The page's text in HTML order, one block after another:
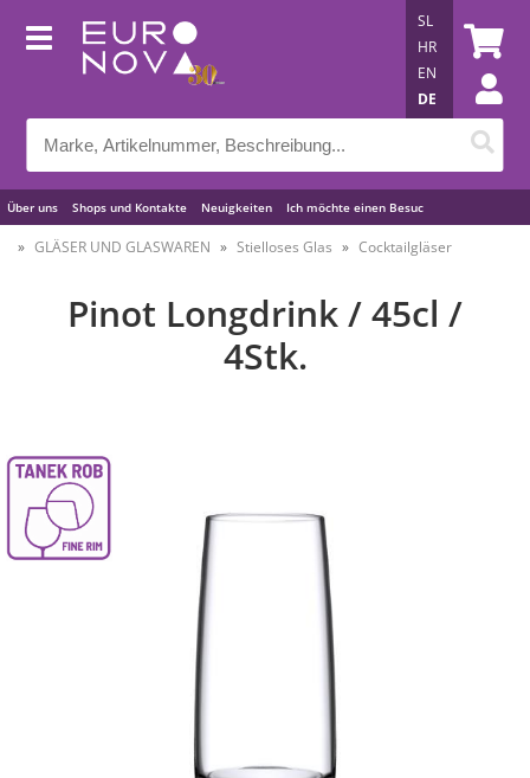
Über uns Shops und Kontakte Neuigkeiten Ich möchte einen Besuc
Nützliche Tipps
SL
HR
EN
DE
GLÄSER UND GLASWAREN Stielloses Glas Cocktailgläser
Pinot Longdrink / 45cl /
4Stk.